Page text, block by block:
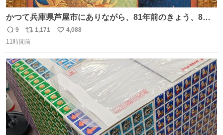
かつて兵庫県芦屋市にありながら、81年前のきょう、8月6
日の阪神大空襲の折に残念ながら焼失した、 #ゴッホ の幻
の「 #ヒマワリ 」。 当館は、東京都にある武者小路実篤記
り陶板で原寸大に再現し、2014年より展示しています。 #
大塚国際美術館
返
信
9
リ
ポ
ト
数
1,171
い
数
4,088
11時間前